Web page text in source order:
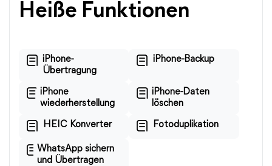
Heiße Funktionen
iPhone-
Übertragung
iPhone-Backup
iPhone
wiederherstellung
iPhone-Daten
löschen
HEIC Konverter Fotoduplikation
WhatsApp sichern
und Übertragen